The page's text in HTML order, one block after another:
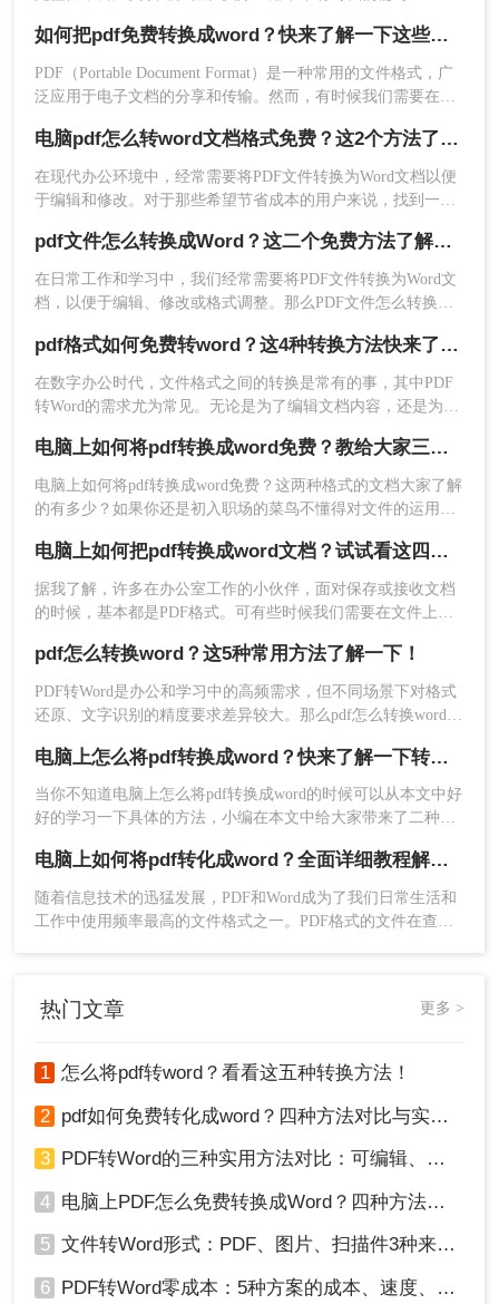
3、有需要的话，设置一下自定义转换设置，然后点
击开始转换。
4、转换好了，点击下载文件，如果还需要转换，可
以继续添加哦。
注意：确保网络环境稳定，以保证转换效果。注意
保护隐私和版权，确保自己有权将PDF文件转换为
Word文档。
方法三：使用Microsoft Word直接转换
从Word 2013版本开始，Microsoft Word就内置了
pdf转word的功能。用户只需右键点击PDF文件，选
择“打开方式”为Word，即可启动转换过程。
优点：操作简单，无需额外安装软件；支持基
本的文本和图像转换。
缺点：
对于复杂格式的PDF文件（如包含大量
图表、特殊排版等），转换后的Word文档可能
会出现格式错乱或布局变化；转换速度可能受
文件大小影响。
操作步骤：
1、右键点击需要转换的PDF文件，选择“打开方
电脑pdf如何免费转换成word格式呢？本文将介绍三种将PDF免
费转换成Word的方法。
如何把pdf免费转换成word？快来了解一下这些方法！
PDF（Portable Document Format）是一种常用的文件格式，广
泛应用于电子文档的分享和传输。然而，有时候我们需要在
见需求，但许多转换工具需要付费使用。那么如何把pdf免费转
换成word呢？本文将介绍三种免费的方法，帮助您将PDF文件
转换为Word格式。
电脑pdf怎么转word文档格式免费？这2个方法了解一下！
在现代办公环境中，经常需要将PDF文件转换为Word文档以便
于编辑和修改。对于那些希望节省成本的用户来说，找到一种
转word文档格式免费呢？本文将介绍两种可以免费使用的PDF
转Word的方法。
pdf文件怎么转换成Word？这二个免费方法了解一下~
在日常工作和学习中，我们经常需要将PDF文件转换为Word文
档，以便于编辑、修改或格式调整。那么PDF文件怎么转换成
细解释每一步骤。
pdf格式如何免费转word？这4种转换方法快来了解下！
在数字办公时代，文件格式之间的转换是常有的事，其中PDF
转Word的需求尤为常见。无论是为了编辑文档内容，还是为了
用的技能。那么pdf格式如何免费转word呢？本文将详细阐述几
种无需花费任何费用即可实现PDF到Word转换的方法，帮助你
轻松应对工作中的各种文件处理需求。
电脑上如何将pdf转换成word免费？教给大家三种方法！
电脑上如何将pdf转换成word免费？这两种格式的文档大家了解
的有多少？如果你还是初入职场的菜鸟不懂得对文件的运用，
同时也需要格式转换，比如说将pdf转换成word，那么你知道什
么有效又快速的免费pdf转word方法吗？不知道的朋友可以往下
看。
电脑上如何把pdf转换成word文档？试试看这四种方法！
据我了解，许多在办公室工作的小伙伴，面对保存或接收文档
的时候，基本都是PDF格式。可有些时候我们需要在文件上修
pdf怎么转换word？这5种常用方法了解一下！
PDF转Word是办公和学习中的高频需求，但不同场景下对格式
还原、文字识别的精度要求差异较大。那么pdf怎么转换word
方案。
电脑上怎么将pdf转换成word？快来了解一下转转大师转换方法！
当你不知道电脑上怎么将pdf转换成word的时候可以从本文中好
好的学习一下具体的方法，小编在本文中给大家带来了二种相
电脑上如何将pdf转化成word？全面详细教程解析！
随着信息技术的迅猛发展，PDF和Word成为了我们日常生活和
工作中使用频率最高的文件格式之一。PDF格式的文件在查看
您轻松掌握这一技巧！
热门文章 更多 >
1 怎么将pdf转word？看看这五种转换方法！
2 pdf如何免费转化成word？四种方法对比与实操指南（附详细表格）
3 PDF转Word的三种实用方法对比：可编辑、保格式、避风险！
4 电脑上PDF怎么免费转换成Word？四种方法对比与实操指南（附详细表格）!
5 文件转Word形式：PDF、图片、扫描件3种来源分别怎么处理！
6 PDF转Word零成本：5种方案的成本、速度、精度对比！